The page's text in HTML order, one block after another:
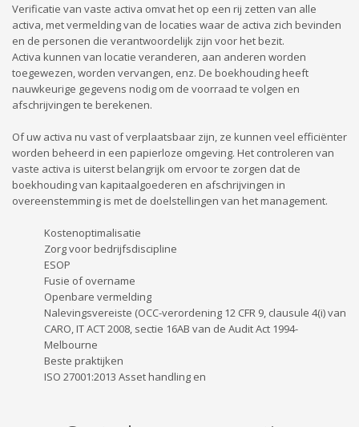
Verificatie van vaste activa omvat het op een rij zetten van alle
activa, met vermelding van de locaties waar de activa zich bevinden
en de personen die verantwoordelijk zijn voor het bezit.
Activa kunnen van locatie veranderen, aan anderen worden
toegewezen, worden vervangen, enz. De boekhouding heeft
nauwkeurige gegevens nodig om de voorraad te volgen en
afschrijvingen te berekenen.
Of uw activa nu vast of verplaatsbaar zijn, ze kunnen veel efficiënter
worden beheerd in een papierloze omgeving. Het controleren van
vaste activa is uiterst belangrijk om ervoor te zorgen dat de
boekhouding van kapitaalgoederen en afschrijvingen in
overeenstemming is met de doelstellingen van het management.
Kostenoptimalisatie
Zorg voor bedrijfsdiscipline
ESOP
Fusie of overname
Openbare vermelding
Nalevingsvereiste (OCC-verordening 12 CFR 9, clausule 4(i) van
CARO, IT ACT 2008, sectie 16AB van de Audit Act 1994-
Melbourne
Beste praktijken
ISO 27001:2013 Asset handling en